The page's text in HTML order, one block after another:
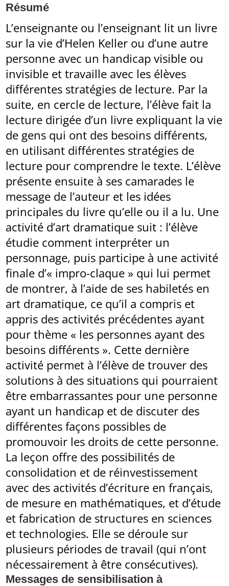
Résumé
L’enseignante ou l’enseignant lit un livre
sur la vie d’Helen Keller ou d’une autre
personne avec un handicap visible ou
invisible et travaille avec les élèves
différentes stratégies de lecture. Par la
suite, en cercle de lecture, l’élève fait la
lecture dirigée d’un livre expliquant la vie
de gens qui ont des besoins différents,
en utilisant différentes stratégies de
lecture pour comprendre le texte. L’élève
présente ensuite à ses camarades le
message de l’auteur et les idées
principales du livre qu’elle ou il a lu. Une
activité d’art dramatique suit : l’élève
étudie comment interpréter un
personnage, puis participe à une activité
finale d’« impro-claque » qui lui permet
de montrer, à l’aide de ses habiletés en
art dramatique, ce qu’il a compris et
appris des activités précédentes ayant
pour thème « les personnes ayant des
besoins différents ». Cette dernière
activité permet à l’élève de trouver des
solutions à des situations qui pourraient
être embarrassantes pour une personne
ayant un handicap et de discuter des
différentes façons possibles de
promouvoir les droits de cette personne.
La leçon offre des possibilités de
consolidation et de réinvestissement
avec des activités d’écriture en français,
de mesure en mathématiques, et d’étude
et fabrication de structures en sciences
et technologies. Elle se déroule sur
plusieurs périodes de travail (qui n’ont
nécessairement à être consécutives).
Messages de sensibilisation à